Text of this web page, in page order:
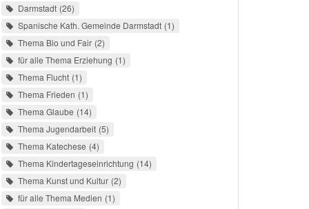
Darmstadt 26
Spanische Kath. Gemeinde Darmstadt 1
Thema Bio und Fair 2
für alle Thema Erziehung 1
Thema Flucht 1
Thema Frieden 1
Thema Glaube 14
Thema Jugendarbeit 5
Thema Katechese 4
Thema Kindertageseinrichtung 14
Thema Kunst und Kultur 2
für alle Thema Medien 1